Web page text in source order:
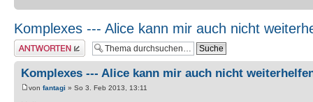
Komplexes --- Alice kann mir auch nicht
Antwort erstellen
Komplexes --- Alice kann mir auch nicht
von fantagi » So 3. Feb 2013, 13:11